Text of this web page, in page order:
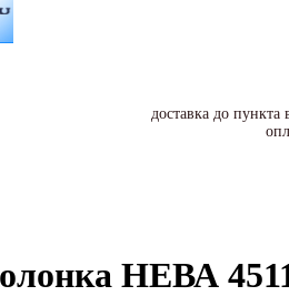
доставка до
НЕВА